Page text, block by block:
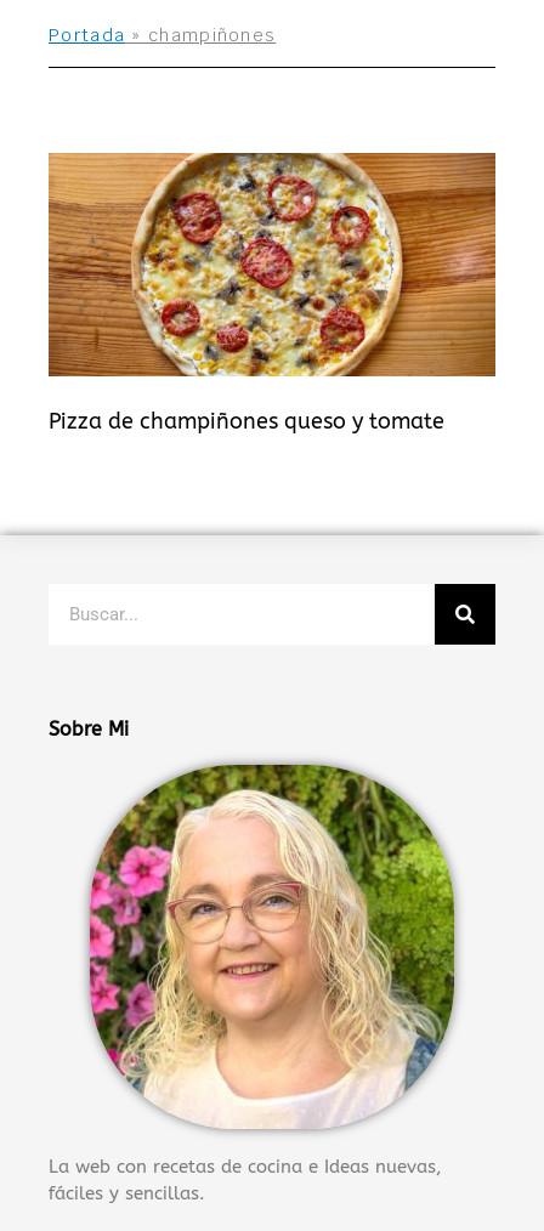
Portada » champiñones
Pizza de champiñones queso y tomate
Sobre Mi
La web con recetas de cocina e Ideas nuevas,
fáciles y sencillas.